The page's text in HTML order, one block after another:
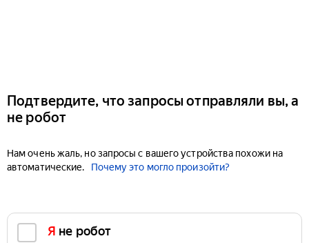
Подтвердите, что запросы отправляли вы, а
не робот
Нам очень жаль, но запросы с вашего устройства похожи на
автоматические.
Почему это могло произойти?
Я не робот